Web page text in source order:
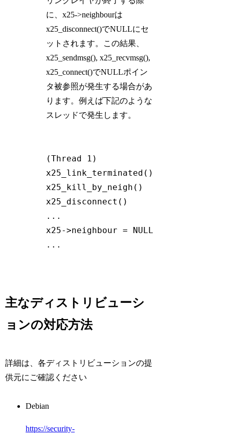
に、x25->neighbourは
x25_disconnect()でNULLにセ
ットされます。この結果、
x25_sendmsg(), x25_recvmsg(),
x25_connect()でNULLポイン
タ被参照が発生する場合があ
ります。例えば下記のような
スレッドで発生します。
(Thread 1)                 |
x25_link_terminated()          |
x25_kill_by_neigh()           |
x25_disconnect()             |
...                         |  ...
x25->neighbour = NULL //(1) |
主なディストリビューシ
ョンの対応方法
詳細は、各ディストリビューションの提
供元にご確認ください
Debian
https://security-